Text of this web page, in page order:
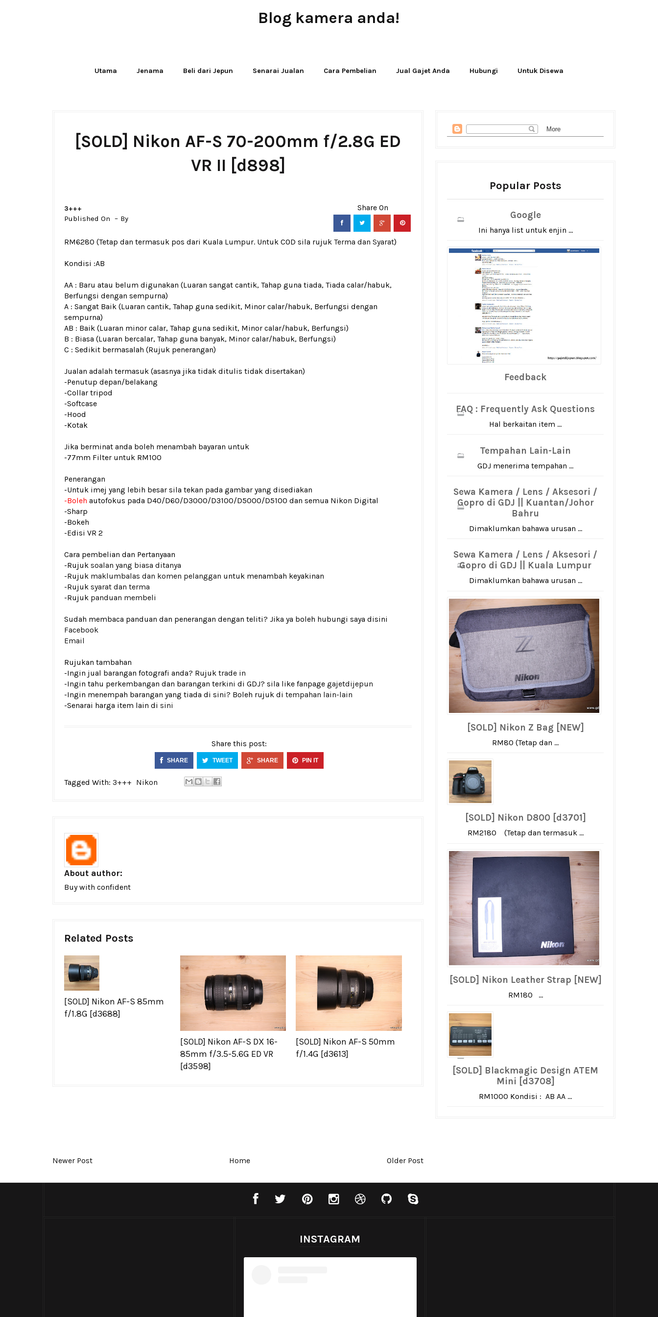
Blog kamera anda!
Utama Jenama Beli dari Jepun Senarai Jualan Cara Pembelian Jual Gajet Anda Hubungi Untuk Disewa
[SOLD] Nikon AF-S 70-200mm f/2.8G ED
VR II [d898]
3+++
Published On By
RM6280 (Tetap dan termasuk pos dari Kuala Lumpur. Untuk COD sila rujuk Terma dan Syarat)
Kondisi :AB
AA : Baru atau belum digunakan (Luaran sangat cantik, Tahap guna tiada, Tiada calar/habuk,
Berfungsi dengan sempurna)
A : Sangat Baik (Luaran cantik, Tahap guna sedikit, Minor calar/habuk, Berfungsi dengan
sempurna)
AB : Baik (Luaran minor calar, Tahap guna sedikit, Minor calar/habuk, Berfungsi)
B : Biasa (Luaran bercalar, Tahap guna banyak, Minor calar/habuk, Berfungsi)
C : Sedikit bermasalah (Rujuk penerangan)
Jualan adalah termasuk (asasnya jika tidak ditulis tidak disertakan)
-Penutup depan/belakang
-Collar tripod
-Softcase
-Hood
-Kotak
Jika berminat anda boleh menambah bayaran untuk
-77mm Filter untuk RM100
Penerangan
-Untuk imej yang lebih besar sila tekan pada gambar yang disediakan
-Boleh autofokus pada D40/D60/D3000/D3100/D5000/D5100 dan semua Nikon Digital
-Sharp
-Bokeh
-Edisi VR 2
Cara pembelian dan Pertanyaan
-Rujuk soalan yang biasa ditanya
-Rujuk maklumbalas dan komen pelanggan untuk menambah keyakinan
-Rujuk syarat dan terma
-Rujuk panduan membeli
Sudah membaca panduan dan penerangan dengan teliti? Jika ya boleh hubungi saya disini
Facebook
Email
Rujukan tambahan
-Ingin jual barangan fotografi anda? Rujuk trade in
-Ingin tahu perkembangan dan barangan terkini di GDJ? sila like fanpage gajetdijepun
-Ingin menempah barangan yang tiada di sini? Boleh rujuk di tempahan lain-lain
-Senarai harga item lain di sini
Share this post:
SHARE TWEET SHARE PIN IT
Tagged With: 3+++ Nikon
About author:
Buy with confident
Related Posts
[SOLD] Nikon AF-S 85mm
f/1.8G [d3688]
[SOLD] Nikon AF-S DX 16-
85mm f/3.5-5.6G ED VR
[d3598]
[SOLD] Nikon AF-S 50mm
f/1.4G [d3613]
Newer Post Home Older Post
Popular Posts
Google
Ini hanya list untuk enjin ...
Feedback
FAQ : Frequently Ask Questions
Hal berkaitan item ...
Tempahan Lain-Lain
GDJ menerima tempahan ...
Sewa Kamera / Lens / Aksesori /
Gopro di GDJ || Kuantan/Johor
Bahru
Dimaklumkan bahawa urusan ...
Sewa Kamera / Lens / Aksesori /
Gopro di GDJ || Kuala Lumpur
Dimaklumkan bahawa urusan ...
[SOLD] Nikon Z Bag [NEW]
RM80 (Tetap dan ...
[SOLD] Nikon D800 [d3701]
RM2180 (Tetap dan termasuk ...
[SOLD] Nikon Leather Strap [NEW]
RM180 ...
[SOLD] Blackmagic Design ATEM
Mini [d3708]
RM1000 Kondisi : AB AA ...
INSTAGRAM